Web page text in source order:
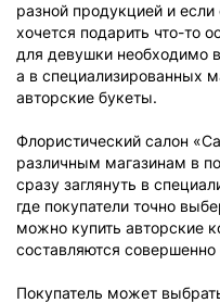
разной продукцией и
хочется подарить что-то
для девушки необходимо
а в специализированных
авторские букеты.
Флористический салон
различным магазинам в
сразу заглянуть в
где покупатели точно
можно купить авторские
составляются
Покупатель может